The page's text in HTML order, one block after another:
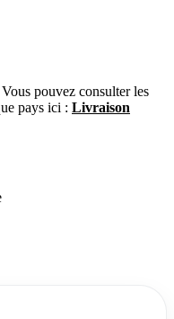
pouvez consulter les
pays ici : Livraison